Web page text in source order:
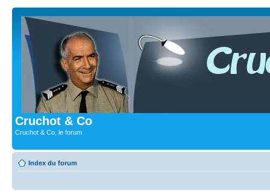
Cruchot & Co
Cruchot & Co, le forum
Index du forum